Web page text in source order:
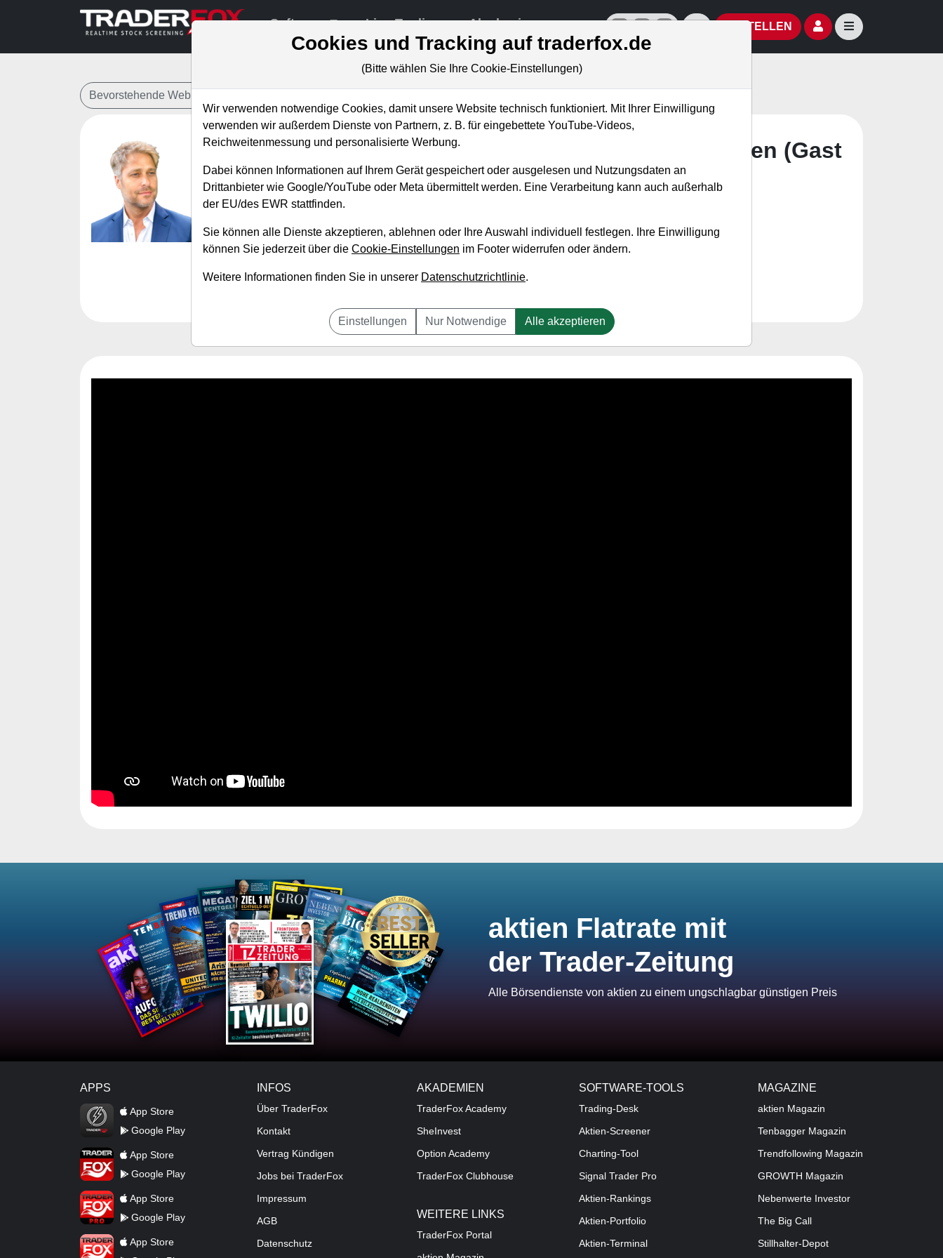
Software Live-Trading Akademie offizielle Social Media-AccountsAktien- und Artikelsuche öffnen
BESTELLEN Seitennavigation
Bevorstehende Webinare
Stetiges Einkommen mit dem Verkauf von Optionen (Gast
Prof. Dr. Arun Chaudhuri)
Referent:Simon Betschinger
aktien Flatrate mit
der Trader-Zeitung
Alle Börsendienste von aktien zu einem ungschlagbar günstigen Preis
APPS
TraderFox Flash
App Store
Google Play
TraderFox AppApp Store
Google Play
TraderFox ProApp Store
Google Play
TraderFox dpa-AFX ProFeed
App Store
INFOS
Über TraderFox
Kontakt
Vertrag Kündigen
Jobs bei TraderFox
Impressum
AGB
Datenschutz
AKADEMIEN
TraderFox Academy
SheInvest
Option Academy
TraderFox Clubhouse
WEITERE LINKS
TraderFox Portal
SOFTWARE-TOOLS
Trading-Desk
Aktien-Screener
Charting-Tool
Signal Trader Pro
Aktien-Rankings
Aktien-Portfolio
Aktien-Terminal
MAGAZINE
aktien Magazin
Tenbagger Magazin
Trendfollowing Magazin
GROWTH Magazin
Nebenwerte Investor
The Big Call
Stillhalter-Depot
Cookies und Tracking auf traderfox.de
(Bitte wählen Sie Ihre Cookie-Einstellungen)
Wir verwenden notwendige Cookies, damit unsere Website technisch funktioniert. Mit Ihrer Einwilligung
verwenden wir außerdem Dienste von Partnern, z. B. für eingebettete YouTube-Videos,
Reichweitenmessung und personalisierte Werbung.
Dabei können Informationen auf Ihrem Gerät gespeichert oder ausgelesen und Nutzungsdaten an
Drittanbieter wie Google/YouTube oder Meta übermittelt werden. Eine Verarbeitung kann auch außerhalb
der EU/des EWR stattfinden.
Sie können alle Dienste akzeptieren, ablehnen oder Ihre Auswahl individuell festlegen. Ihre Einwilligung
können Sie jederzeit über die Cookie-Einstellungen im Footer widerrufen oder ändern.
Weitere Informationen finden Sie in unserer Datenschutzrichtlinie.
Einstellungen Nur Notwendige Alle akzeptieren